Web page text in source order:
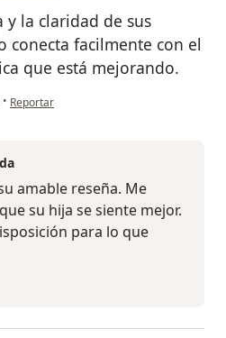
y la claridad de sus
conecta facilmente con el
que está mejorando.
• en opinión del usuario Fernando
Reportar
amable reseña. Me
su hija se siente mejor.
para lo que